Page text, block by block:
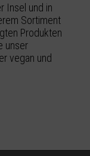
Insel und in
Sortiment
Produkten
unser
vegan und